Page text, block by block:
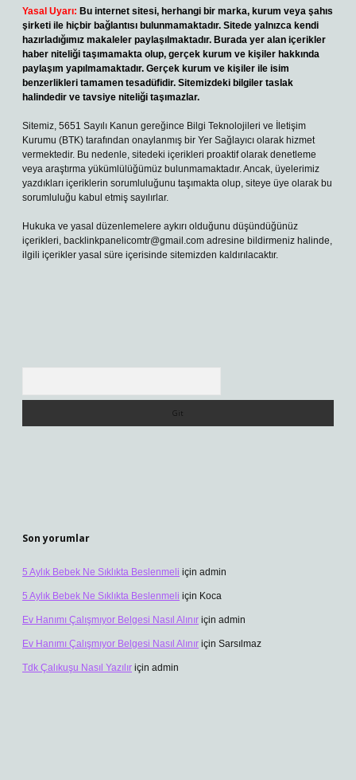
Yasal Uyarı: Bu internet sitesi, herhangi bir marka, kurum veya şahıs
şirketi ile hiçbir bağlantısı bulunmamaktadır. Sitede yalnızca kendi
hazırladığımız makaleler paylaşılmaktadır. Burada yer alan içerikler
haber niteliği taşımamakta olup, gerçek kurum ve kişiler hakkında
paylaşım yapılmamaktadır. Gerçek kurum ve kişiler ile isim
benzerlikleri tamamen tesadüfidir. Sitemizdeki bilgiler taslak
halindedir ve tavsiye niteliği taşımazlar.
Sitemiz, 5651 Sayılı Kanun gereğince Bilgi Teknolojileri ve İletişim
Kurumu (BTK) tarafından onaylanmış bir Yer Sağlayıcı olarak hizmet
vermektedir. Bu nedenle, sitedeki içerikleri proaktif olarak denetleme
veya araştırma yükümlülüğümüz bulunmamaktadır. Ancak, üyelerimiz
yazdıkları içeriklerin sorumluluğunu taşımakta olup, siteye üye olarak bu
sorumluluğu kabul etmiş sayılırlar.
Hukuka ve yasal düzenlemelere aykırı olduğunu düşündüğünüz
içerikleri, backlinkpanelicomtr@gmail.com adresine bildirmeniz halinde,
ilgili içerikler yasal süre içerisinde sitemizden kaldırılacaktır.
Son yorumlar
5 Aylık Bebek Ne Sıklıkta Beslenmeli için admin
5 Aylık Bebek Ne Sıklıkta Beslenmeli için Koca
Ev Hanımı Çalışmıyor Belgesi Nasıl Alınır için admin
Ev Hanımı Çalışmıyor Belgesi Nasıl Alınır için Sarsılmaz
Tdk Çalıkuşu Nasıl Yazılır için admin